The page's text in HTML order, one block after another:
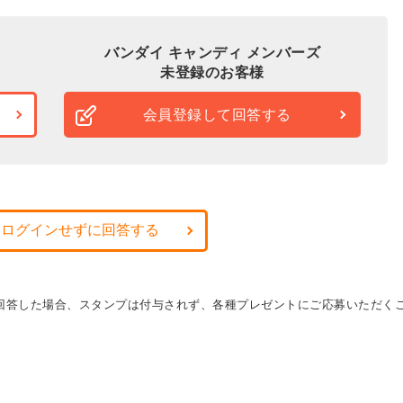
バンダイ キャンディ メンバーズ
未登録のお客様
会員登録して回答する
グインせずに回答する
した場合、スタンプは付与されず、各種プレゼントにご応募いただく